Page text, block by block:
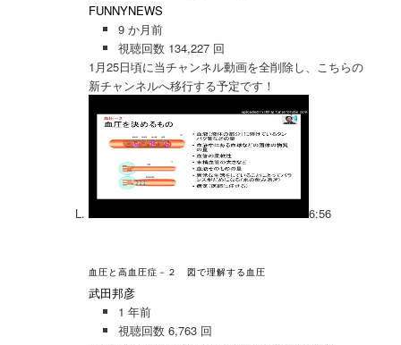
FUNNYNEWS
9 か月前
視聴回数 134,227 回
1月25日頃に当チャンネル動画を全削除し、こちらの
新チャンネルへ移行する予定です！
6:56
血圧と高血圧症－２ 図で理解する血圧
武田邦彦
1 年前
視聴回数 6,763 回